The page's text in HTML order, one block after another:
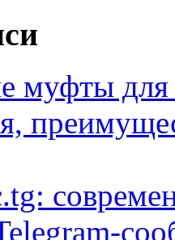
муфты для